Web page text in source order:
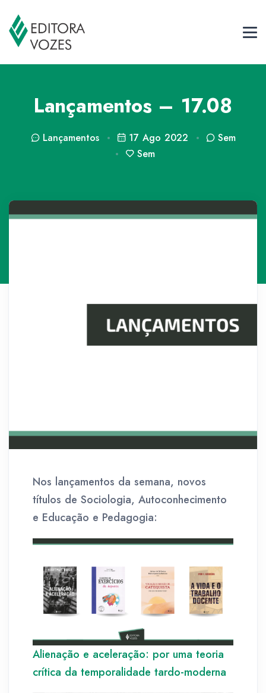
Lançamentos – 17.08
Lançamentos 17 Ago 2022
Sem
Sem
Nos lançamentos da semana, novos
títulos de Sociologia, Autoconhecimento
e Educação e Pedagogia:
Alienação e aceleração: por uma teoria
crítica da temporalidade tardo-moderna